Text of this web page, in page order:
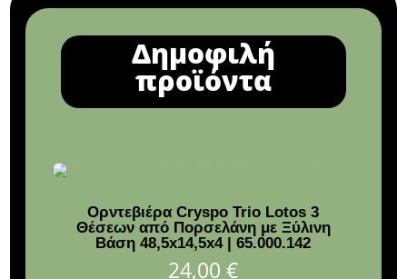
Δημοφιλή
προϊόντα
Ορντεβιέρα Cryspo Trio Lotos 3
Θέσεων από Πορσελάνη με Ξύλινη
Βάση 48,5x14,5x4 | 65.000.142
24,00 €